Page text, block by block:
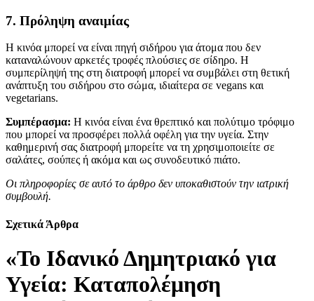
7. Πρόληψη αναιμίας
Η κινόα μπορεί να είναι πηγή σιδήρου για άτομα που δεν
καταναλώνουν αρκετές τροφές πλούσιες σε σίδηρο. Η
συμπερίληψή της στη διατροφή μπορεί να συμβάλει στη θετική
ανάπτυξη του σιδήρου στο σώμα, ιδιαίτερα σε vegans και
vegetarians.
Συμπέρασμα: Η κινόα είναι ένα θρεπτικό και πολύτιμο τρόφιμο
που μπορεί να προσφέρει πολλά οφέλη για την υγεία. Στην
καθημερινή σας διατροφή μπορείτε να τη χρησιμοποιείτε σε
σαλάτες, σούπες ή ακόμα και ως συνοδευτικό πιάτο.
Οι πληροφορίες σε αυτό το άρθρο δεν υποκαθιστούν την ιατρική
συμβουλή.
Σχετικά Άρθρα
«Το Ιδανικό Δημητριακό για
Υγεία: Καταπολέμηση